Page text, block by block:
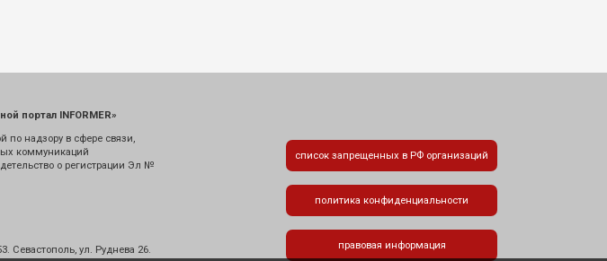
портал INFORMER»
по надзору в сфере связи,
коммуникаций
о регистрации Эл №
Севастополь, ул. Руднева 26.
список запрещенных в РФ организаций
политика конфиденциальности
правовая информация